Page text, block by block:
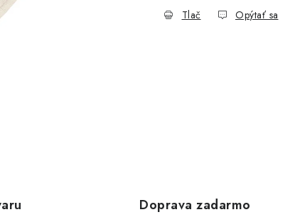
Tlač Opýtať sa
Doprava zadarmo